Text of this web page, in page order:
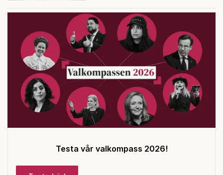
Testa vår valkompass 2026!